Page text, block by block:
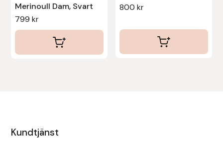
Merinoull Dam, Svart
799kr
800 kr
Kundtjänst